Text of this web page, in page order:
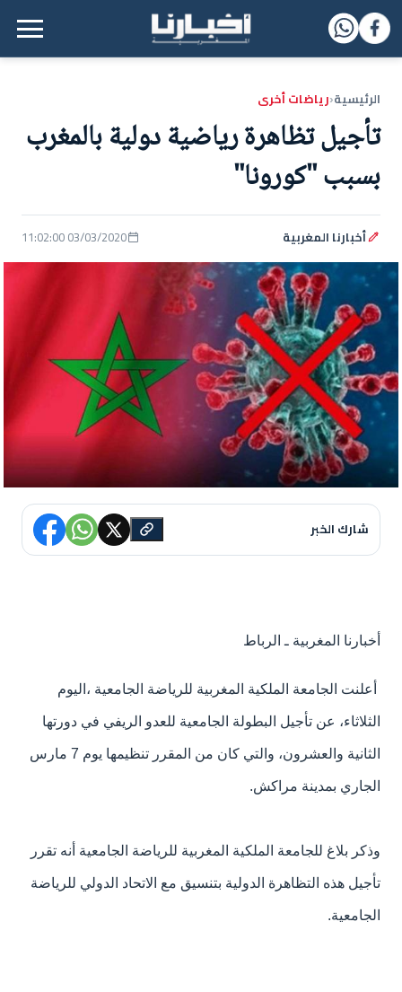
القائمة الرئيسية
الرئيسية‹رياضات أخرى
تأجيل تظاهرة رياضية دولية بالمغرب
بسبب "كورونا"
أخبارنا المغربية 03/03/2020 11:02:00
شارك الخبر
أخبارنا المغربية ـ الرباط
أعلنت الجامعة الملكية المغربية للرياضة الجامعية ،اليوم
الثلاثاء، عن تأجيل البطولة الجامعية للعدو الريفي في دورتها
الثانية والعشرون، والتي كان من المقرر تنظيمها يوم 7 مارس
الجاري بمدينة مراكش.
وذكر بلاغ للجامعة الملكية المغربية للرياضة الجامعية أنه تقرر
تأجيل هذه التظاهرة الدولية بتنسيق مع الاتحاد الدولي للرياضة
الجامعية.